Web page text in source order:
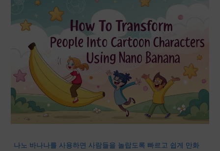
나노 바나나를 사용하면 사람들을 놀랍도록 빠르고 쉽게 만화